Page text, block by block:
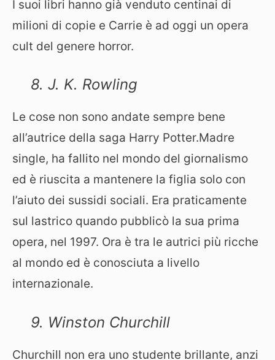
I suoi libri hanno già venduto centinai di
milioni di copie e Carrie è ad oggi un opera
cult del genere horror.
8. J. K. Rowling
Le cose non sono andate sempre bene
all’autrice della saga Harry Potter.Madre
single, ha fallito nel mondo del giornalismo
ed è riuscita a mantenere la figlia solo con
l’aiuto dei sussidi sociali. Era praticamente
sul lastrico quando pubblicò la sua prima
opera, nel 1997. Ora è tra le autrici più ricche
al mondo ed è conosciuta a livello
internazionale.
9. Winston Churchill
Churchill non era uno studente brillante, anzi